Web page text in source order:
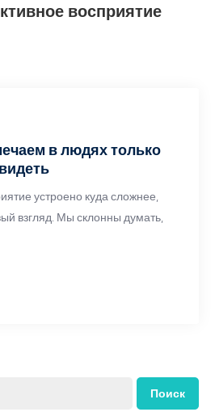
восприятие
в людях только
устроено куда сложнее,
взгляд. Мы склонны думать,
Поиск